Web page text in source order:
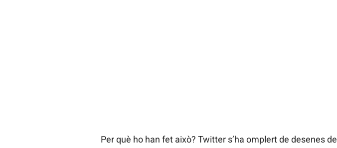
Per què ho han fet això? Twitter s’ha omplert de desenes de